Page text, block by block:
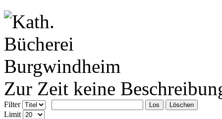
Zur Zeit keine
Filter Los Löschen
Limit